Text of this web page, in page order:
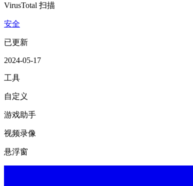
VirusTotal 扫描
安全
已更新
2024-05-17
工具
自定义
游戏助手
视频录像
悬浮窗